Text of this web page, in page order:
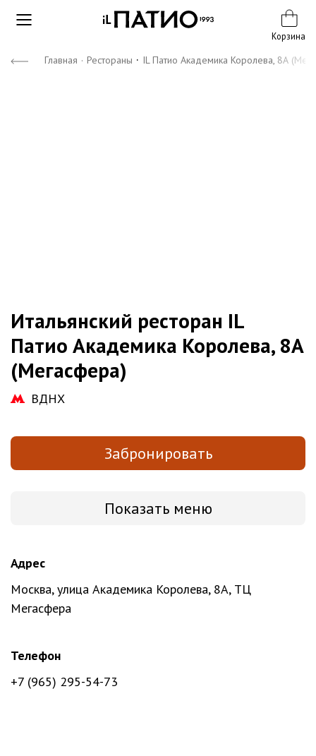
Корзина
Главная · Рестораны · IL Патио Академика Королева, 8А
Итальянский ресторан IL
Патио Академика Королева, 8А
(Мегасфера)
ВДНХ
Забронировать
Показать меню
Адрес
Москва, улица Академика Королева, 8А, ТЦ
Мегасфера
Телефон
+7 (965) 295-54-73